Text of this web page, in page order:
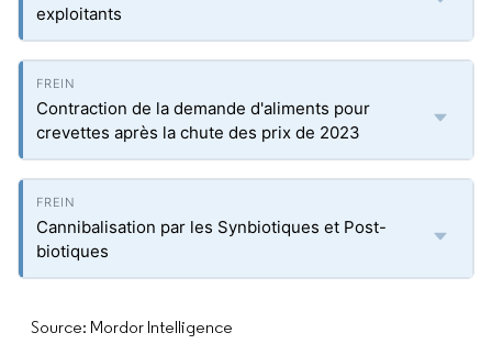
exploitants
Contraction de la demande d'aliments pour
crevettes après la chute des prix de 2023
Cannibalisation par les Synbiotiques et Post-
biotiques
Source: Mordor Intelligence